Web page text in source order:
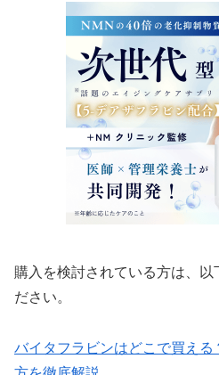
購入を検討されている方は、以
ださい。
バイタフラビンはどこで買え